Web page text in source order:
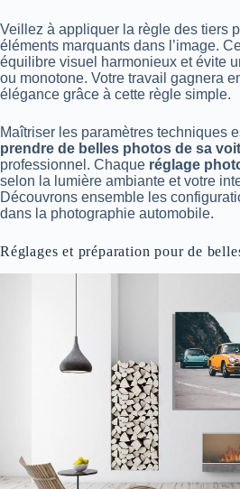
Veillez à appliquer la règle des tiers
éléments marquants dans l’image.
équilibre visuel harmonieux et évite
ou monotone. Votre travail gagnera
élégance grâce à cette règle simple.
Maîtriser les paramètres techniques
prendre de belles photos de sa
professionnel. Chaque réglage
selon la lumière ambiante et votre
Découvrons ensemble les
dans la photographie automobile.
Réglages et préparation pour de